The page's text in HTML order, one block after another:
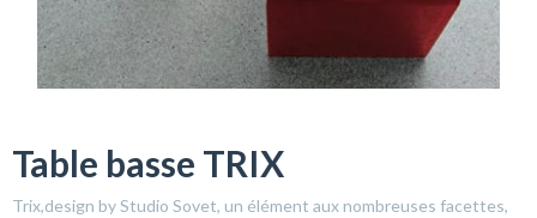
Table basse TRIX
Trix,design by Studio Sovet, un élément aux nombreuses facettes,